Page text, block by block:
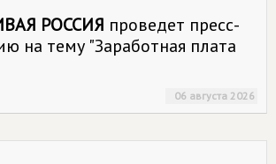
РОССИЯ проведет пресс-
на тему "Заработная плата
06 августа 2026